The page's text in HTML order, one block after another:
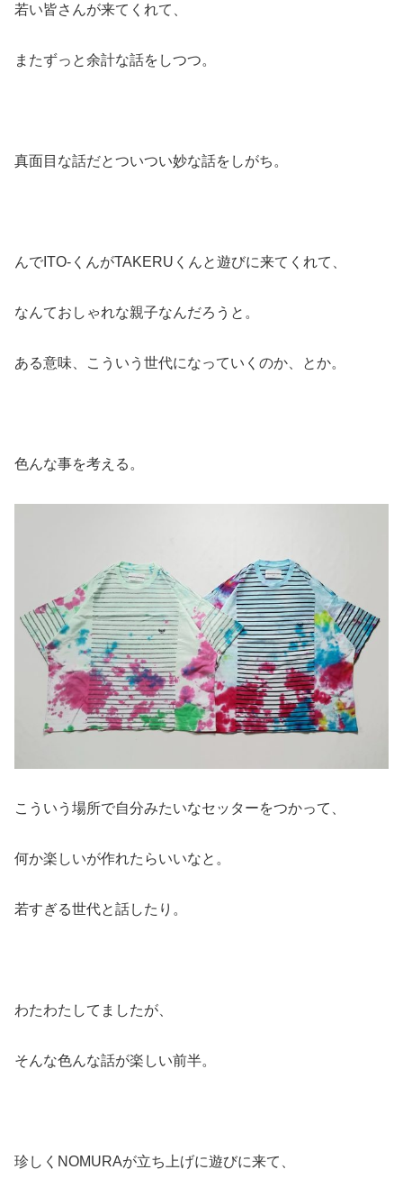
若い皆さんが来てくれて、
またずっと余計な話をしつつ。
真面目な話だとついつい妙な話をしがち。
んでITO-くんがTAKERUくんと遊びに来てくれて、
なんておしゃれな親子なんだろうと。
ある意味、こういう世代になっていくのか、とか。
色んな事を考える。
こういう場所で自分みたいなセッターをつかって、
何か楽しいが作れたらいいなと。
若すぎる世代と話したり。
わたわたしてましたが、
そんな色んな話が楽しい前半。
珍しくNOMURAが立ち上げに遊びに来て、